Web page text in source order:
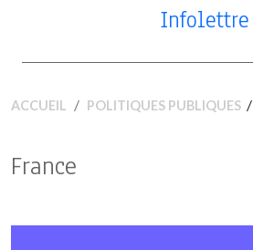
Infolettre
ACCUEIL POLITIQUES PUBLIQUES /
France